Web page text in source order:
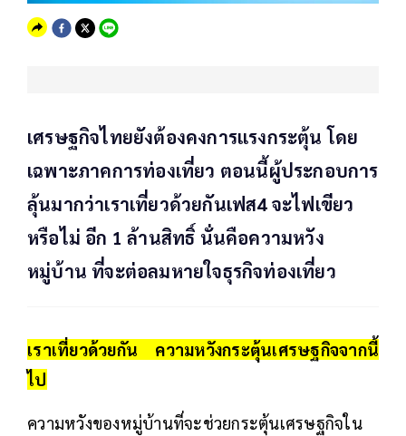
เศรษฐกิจไทยยังต้องคงการแรงกระตุ้น โดย
เฉพาะภาคการท่องเที่ยว ตอนนี้ผู้ประกอบการ
ลุ้นมากว่าเราเที่ยวด้วยกันเฟส4 จะไฟเขียว
หรือไม่ อีก 1 ล้านสิทธิ์ นั่นคือความหวัง
หมู่บ้าน ที่จะต่อลมหายใจธุรกิจท่องเที่ยว
เราเที่ยวด้วยกัน ความหวังกระตุ้นเศรษฐกิจจากนี้
ไป
ความหวังของหมู่บ้านที่จะช่วยกระตุ้นเศรษฐกิจใน